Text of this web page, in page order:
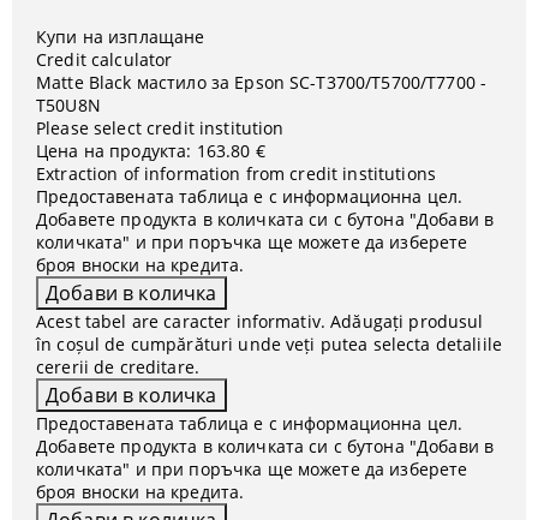
Купи на изплащане
Credit calculator
Matte Black мастило за Epson SC-T3700/T5700/T7700 -
T50U8N
Please select credit institution
Цена на продукта: 163.80 €
Extraction of information from credit institutions
Предоставената таблица е с информационна цел.
Добавете продукта в количката си с бутона "Добави в
количката" и при поръчка ще можете да изберете
броя вноски на кредита.
Acest tabel are caracter informativ. Adăugați produsul
în coșul de cumpărături unde veți putea selecta detaliile
cererii de creditare.
Предоставената таблица е с информационна цел.
Добавете продукта в количката си с бутона "Добави в
количката" и при поръчка ще можете да изберете
броя вноски на кредита.